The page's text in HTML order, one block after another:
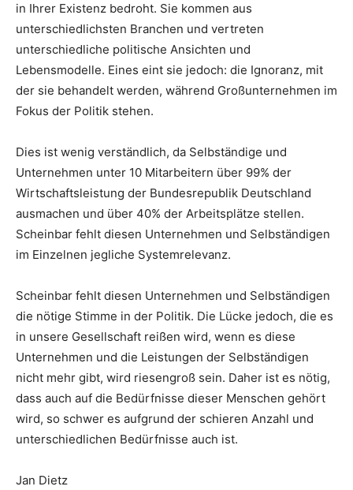
in Ihrer Existenz bedroht. Sie kommen aus
unterschiedlichsten Branchen und vertreten
unterschiedliche politische Ansichten und
Lebensmodelle. Eines eint sie jedoch: die Ignoranz, mit
der sie behandelt werden, während Großunternehmen im
Fokus der Politik stehen.
Dies ist wenig verständlich, da Selbständige und
Unternehmen unter 10 Mitarbeitern über 99% der
Wirtschaftsleistung der Bundesrepublik Deutschland
ausmachen und über 40% der Arbeitsplätze stellen.
Scheinbar fehlt diesen Unternehmen und Selbständigen
im Einzelnen jegliche Systemrelevanz.
Scheinbar fehlt diesen Unternehmen und Selbständigen
die nötige Stimme in der Politik. Die Lücke jedoch, die es
in unsere Gesellschaft reißen wird, wenn es diese
Unternehmen und die Leistungen der Selbständigen
nicht mehr gibt, wird riesengroß sein. Daher ist es nötig,
dass auch auf die Bedürfnisse dieser Menschen gehört
wird, so schwer es aufgrund der schieren Anzahl und
unterschiedlichen Bedürfnisse auch ist.
Jan Dietz